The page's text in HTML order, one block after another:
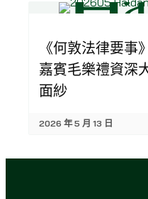
《何敦法律要事
嘉賓毛樂禮資深
面紗
2026 年 5 月 13 日